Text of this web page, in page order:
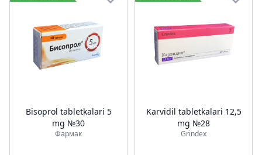
Bisoprol tabletkalari 5
mg №30
Фармак
Karvidil tabletkalari 12,5
mg №28
Grindex